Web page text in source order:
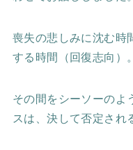
喪失の悲しみに沈む時
する時間（回復志向）。
その間をシーソーのよ
スは、決して否定され